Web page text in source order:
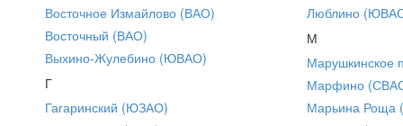
Восточное Измайлово (ВАО)
Восточный (ВАО)
Выхино-Жулебино (ЮВАО)
Г
Гагаринский (ЮЗАО)
Люблино
М
Марушкинское
Марфино
Марьина Роща